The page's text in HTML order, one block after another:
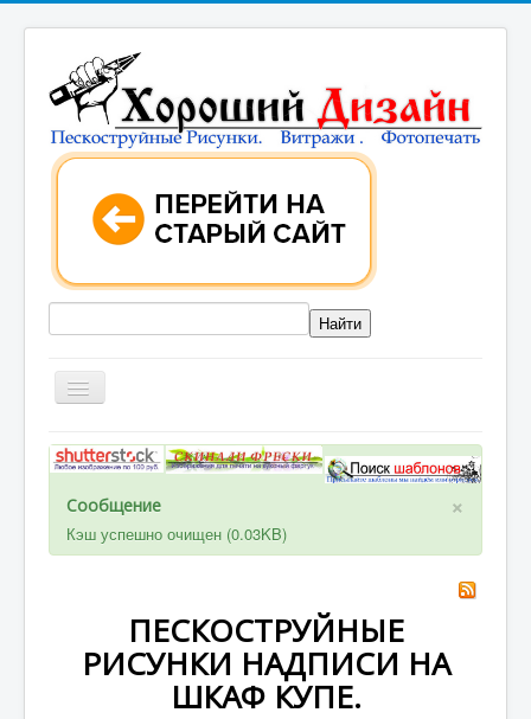
ГЛАВНАЯ
СТАТЬИ
ШКАФ КУПЕ ФОТО
ПРОДУКЦИЯ
×
Сообщение
Кэш успешно очищен (0.03KB)
ПЕСКОСТРУЙНЫЕ
РИСУНКИ НАДПИСИ НА
ШКАФ КУПЕ.